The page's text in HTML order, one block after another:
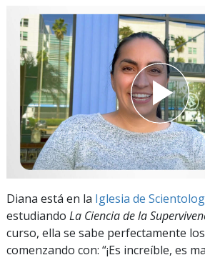
Diana está en la Iglesia de
estudiando La Ciencia de la
curso, ella se sabe perfectamente
comenzando con: “¡Es increíble, es